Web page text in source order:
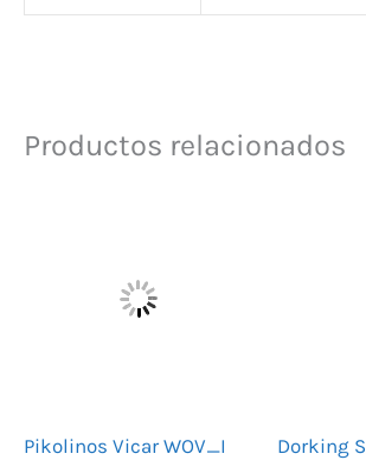
Productos relacionados
Pikolinos Vicar WOV_I Dorking